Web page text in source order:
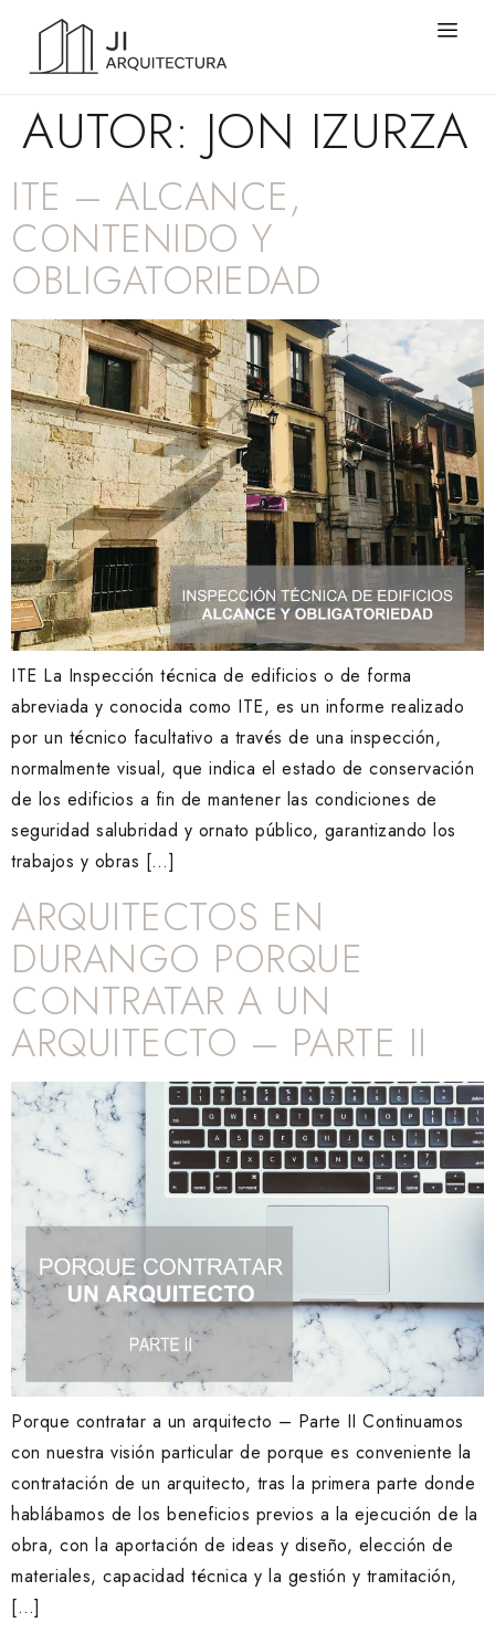
AUTOR: JON IZURZA
ITE – ALCANCE,
CONTENIDO Y
OBLIGATORIEDAD
ITE La Inspección técnica de edificios o de forma
abreviada y conocida como ITE, es un informe realizado
por un técnico facultativo a través de una inspección,
normalmente visual, que indica el estado de conservación
de los edificios a fin de mantener las condiciones de
seguridad salubridad y ornato público, garantizando los
trabajos y obras […]
ARQUITECTOS EN
DURANGO PORQUE
CONTRATAR A UN
ARQUITECTO – PARTE II
Porque contratar a un arquitecto – Parte II Continuamos
con nuestra visión particular de porque es conveniente la
contratación de un arquitecto, tras la primera parte donde
hablábamos de los beneficios previos a la ejecución de la
obra, con la aportación de ideas y diseño, elección de
materiales, capacidad técnica y la gestión y tramitación,
[…]